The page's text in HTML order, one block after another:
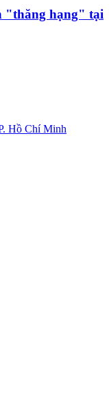
"thăng hạng" tại
Hồ Chí Minh